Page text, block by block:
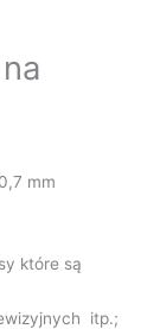
mm
które są
itp.;